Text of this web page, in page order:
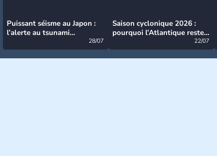
Puissant séisme au Japon :
l’alerte au tsunami
28/07
Saison cyclonique 2026 :
pourquoi l’Atlantique reste
22/07